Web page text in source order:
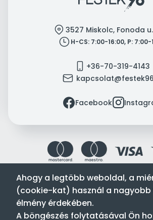
location 3527 Miskolc, Fonoda u.
clock H-CS: 7:00-16:00, P: 7:00-
mobile +36-70-319-4143
mail
facebookFacebookinstagram
Festék’96 Kft. © 1996-2024. Minden
Tervezte és készítette:
forgalmazója.
Ahogy a legtöbb weboldal, a
(cookie-kat) használ a nagyobb
élmény érdekében.
A böngészés folytatásával Ön